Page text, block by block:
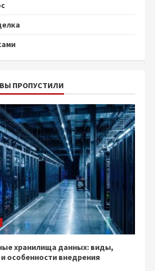
ПРОПУСТИЛИ
хранилища данных: виды,
особенности внедрения